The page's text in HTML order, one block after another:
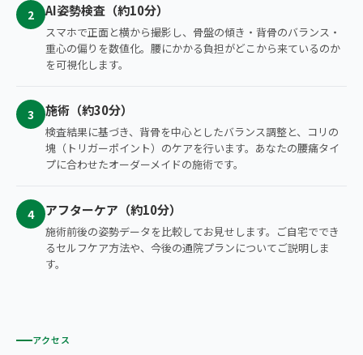
2 AI姿勢検査（約10分）
スマホで正面と横から撮影し、骨盤の傾き・背骨のバランス・
重心の偏りを数値化。腰にかかる負担がどこから来ているのか
を可視化します。
3 施術（約30分）
検査結果に基づき、背骨を中心としたバランス調整と、コリの
塊（トリガーポイント）のケアを行います。あなたの腰痛タイ
プに合わせたオーダーメイドの施術です。
4 アフターケア（約10分）
施術前後の姿勢データを比較してお見せします。ご自宅ででき
るセルフケア方法や、今後の通院プランについてご説明しま
す。
アクセス